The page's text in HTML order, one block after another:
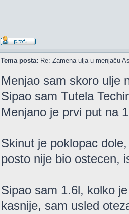
Tema posta: Re: Zamena ulja u menjaču
Menjao sam skoro ulje
Sipao sam Tutela
Menjano je prvi put na
Skinut je poklopac
posto nije bio ostecen,
Sipao sam 1.6l, kolko
kasnije, sam usled